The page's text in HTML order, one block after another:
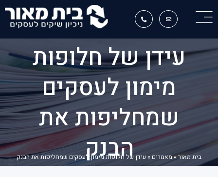
עידן של חלופות
מימון לעסקים
שמחליפות את
הבנק
בית מאור»מאמרים» עידן של חלופות מימון לעסקים שמחליפות את הבנק